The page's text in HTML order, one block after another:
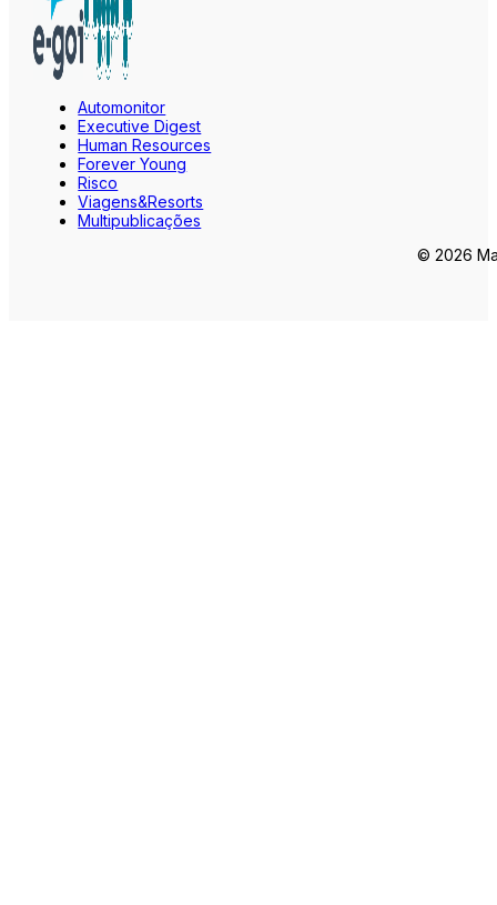
Automonitor
Executive Digest
Human Resources
Forever Young
Risco
Viagens&Resorts
Multipublicações
© 2026